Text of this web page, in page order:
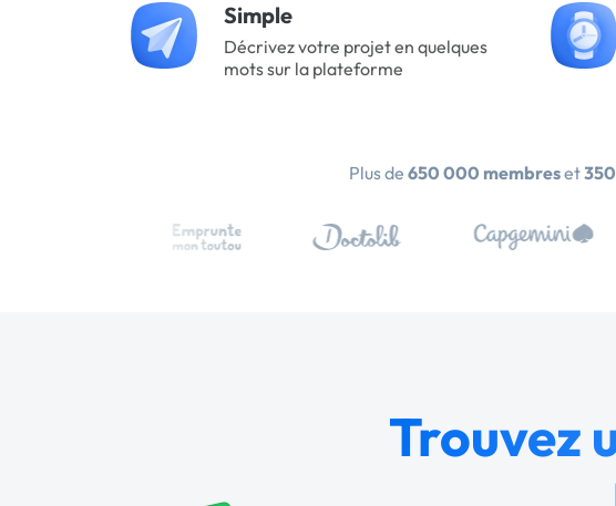
Simple
Décrivez votre projet en quelques
mots sur la plateforme
Plus de 650 000 membreset
Trouvez